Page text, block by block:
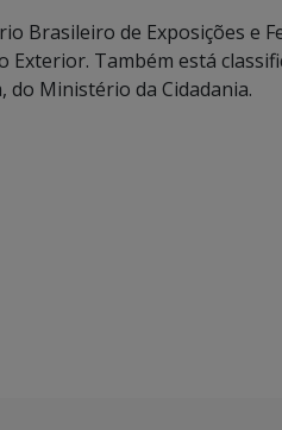
Brasileiro de Exposições e
Também está
do Ministério da Cidadania.